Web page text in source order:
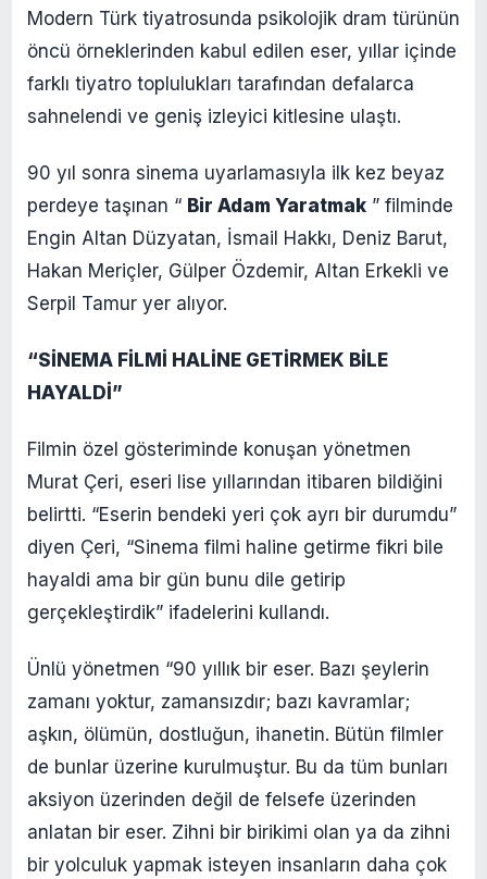
Modern Türk tiyatrosunda psikolojik dram türünün
öncü örneklerinden kabul edilen eser, yıllar içinde
farklı tiyatro toplulukları tarafından defalarca
sahnelendi ve geniş izleyici kitlesine ulaştı.
90 yıl sonra sinema uyarlamasıyla ilk kez beyaz
perdeye taşınan “ Bir Adam Yaratmak ” filminde
Engin Altan Düzyatan, İsmail Hakkı, Deniz Barut,
Hakan Meriçler, Gülper Özdemir, Altan Erkekli ve
Serpil Tamur yer alıyor.
“SİNEMA FİLMİ HALİNE GETİRMEK BİLE
HAYALDİ”
Filmin özel gösteriminde konuşan yönetmen
Murat Çeri, eseri lise yıllarından itibaren bildiğini
belirtti. “Eserin bendeki yeri çok ayrı bir durumdu”
diyen Çeri, “Sinema filmi haline getirme fikri bile
hayaldi ama bir gün bunu dile getirip
gerçekleştirdik” ifadelerini kullandı.
Ünlü yönetmen “90 yıllık bir eser. Bazı şeylerin
zamanı yoktur, zamansızdır; bazı kavramlar;
aşkın, ölümün, dostluğun, ihanetin. Bütün filmler
de bunlar üzerine kurulmuştur. Bu da tüm bunları
aksiyon üzerinden değil de felsefe üzerinden
anlatan bir eser. Zihni bir birikimi olan ya da zihni
bir yolculuk yapmak isteyen insanların daha çok